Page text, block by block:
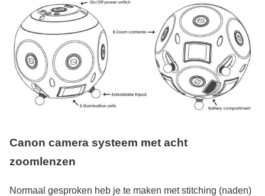
Canon camera systeem met acht
zoomlenzen
Normaal gesproken heb je te maken met stitching (naden)